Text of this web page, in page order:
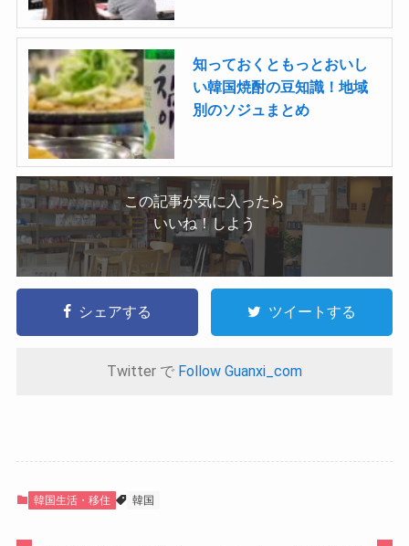
知っておくともっとおいし
い韓国焼酎の豆知識！地域
別のソジュまとめ
この記事が気に入ったら
いいね！しよう
シェアする ツイートする
Twitter で Follow Guanxi_com
韓国生活・移住 韓国